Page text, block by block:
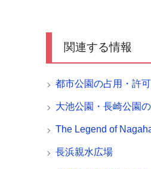
関連する情報
都市公園の占用・許
大池公園・長崎公園
The Legend of
長浜親水広場